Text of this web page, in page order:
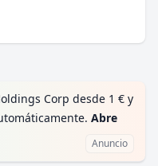
Corp desde 1 € y
Abre
Anuncio